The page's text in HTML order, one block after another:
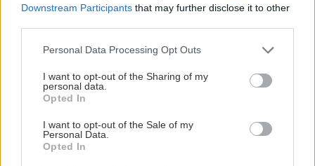
Downstream Participants that may further disclose it to other
Please note that this website/app uses one or more Google
not limited to your visit or usage behaviour. You may click to
grant or deny consent to Google and its third-party tags to
use your data for below specified purposes in below Google
consent section.
Personal Data Processing Opt Outs
I want to opt-out of the Sharing of my
personal data.
Opted In
I want to opt-out of the Sale of my
Personal Data.
Opted In